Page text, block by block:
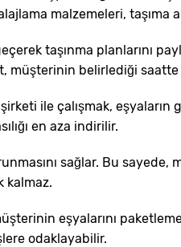
malzemeleri, taşıma
taşınma planlarını
müşterinin belirlediği saatte
ile çalışmak, eşyaların
en aza indirilir.
sağlar. Bu sayede,
kalmaz.
eşyalarını
odaklayabilir.